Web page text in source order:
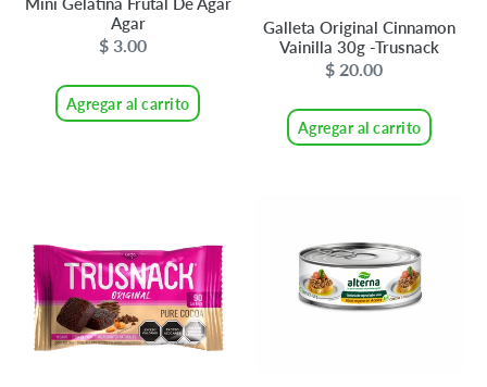
Agar
Precio
$ 3.00
Agregar al carrito
Galleta Original Cinnamon
Vainilla 30g -Trusnack
Precio
$ 20.00
Agregar al carrito
Pure
Cocoa
30g
Aceite